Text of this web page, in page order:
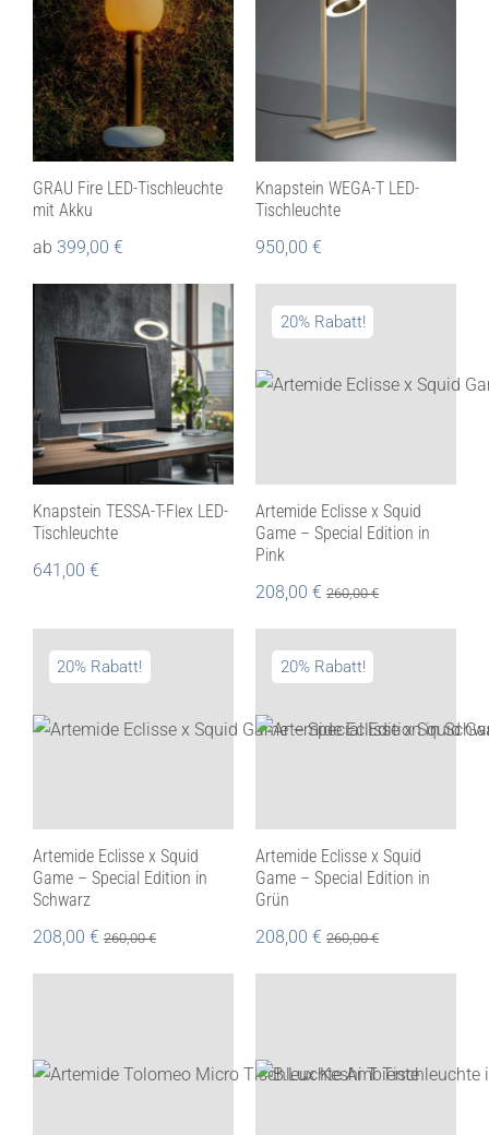
GRAU Fire LED-Tischleuchte
mit Akku
ab 399,00 €
Knapstein WEGA-T LED-
Tischleuchte
950,00 €
Knapstein TESSA-T-Flex LED-
Tischleuchte
641,00 €
20% Rabatt!
Artemide Eclisse x Squid
Game – Special Edition in
Pink
208,00 € 260,00€
20% Rabatt!
Artemide Eclisse x Squid
Game – Special Edition in
Schwarz
208,00 € 260,00€
20% Rabatt!
Artemide Eclisse x Squid
Game – Special Edition in
Grün
208,00 € 260,00€